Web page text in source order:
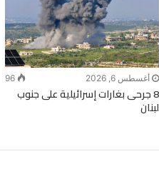
أغسطس 6, 2026 96
8 جرحى بغارات إسرائيلية على جنوب
لبنان